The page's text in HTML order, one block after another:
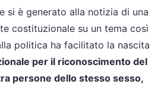
si è generato alla notizia di una
costituzionale su un tema così
politica ha facilitato la nascita
per il riconoscimento del
persone dello stesso sesso,